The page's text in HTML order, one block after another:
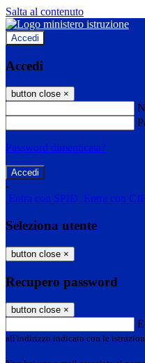
Salta al contenuto
Accedi
Accedi
button close ×
Password dimenticata?
-
Entra con SPID Entra con
Seleziona utente
button close ×
Recupero password
button close ×
all'indirizzo indicato con le